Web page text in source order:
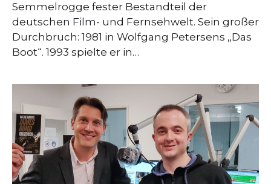
Semmelrogge fester Bestandteil der
deutschen Film- und Fernsehwelt. Sein großer
Durchbruch: 1981 in Wolfgang Petersens „Das
Boot“. 1993 spielte er in…